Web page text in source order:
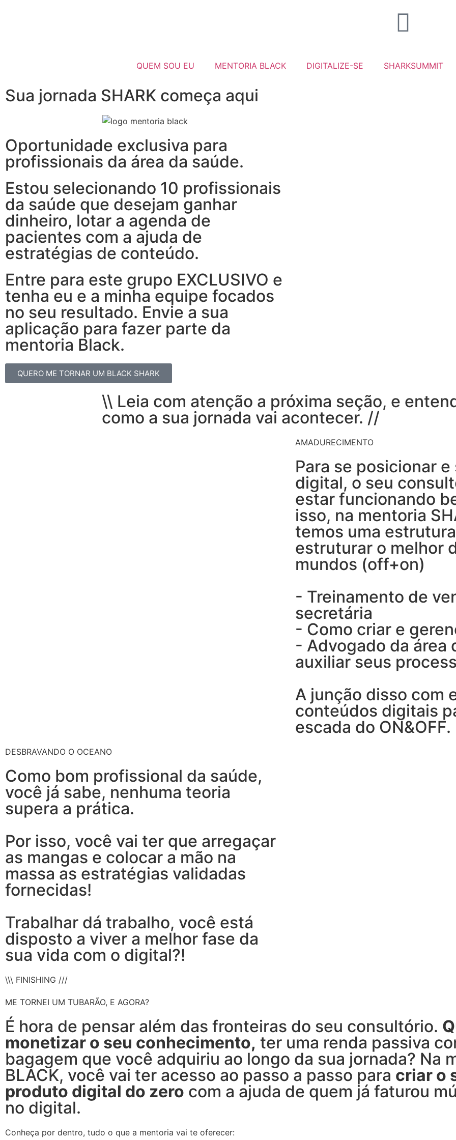
QUEM SOU EU MENTORIA BLACK DIGITALIZE-SE SHARKSUMMIT
Sua jornada SHARK começa aqui
Oportunidade exclusiva para
profissionais da área da saúde.
Estou selecionando 10 profissionais
da saúde que desejam ganhar
dinheiro, lotar a agenda de
pacientes com a ajuda de
estratégias de conteúdo.
Entre para este grupo EXCLUSIVO e
tenha eu e a minha equipe focados
no seu resultado. Envie a sua
aplicação para fazer parte da
mentoria Black.
QUERO ME TORNAR UM BLACK SHARK
\\ Leia com atenção a próxima seção, e
como a sua jornada vai acontecer. //
AMADURECIMENTO
Para se posicionar
digital, o seu
estar funcionando
isso, na mentoria
temos uma
estruturar o melhor
mundos (off+on)
- Treinamento de
secretária
- Como criar e
- Advogado da área
auxiliar seus
A junção disso com
conteúdos digitais
escada do ON&OFF.
DESBRAVANDO O OCEANO
Como bom profissional da saúde,
você já sabe, nenhuma teoria
supera a prática.
Por isso, você vai ter que arregaçar
as mangas e colocar a mão na
massa as estratégias validadas
fornecidas!
Trabalhar dá trabalho, você está
disposto a viver a melhor fase da
sua vida com o digital?!
\\\ FINISHING ///
ME TORNEI UM TUBARÃO, E AGORA?
É hora de pensar além das fronteiras do seu consultório.
monetizar o seu conhecimento, ter uma renda passiva
bagagem que você adquiriu ao longo da sua jornada? Na
BLACK, você vai ter acesso ao passo a passo para criar o
produto digital do zero com a ajuda de quem já faturou
no digital.
Conheça por dentro, tudo o que a mentoria vai te oferecer: